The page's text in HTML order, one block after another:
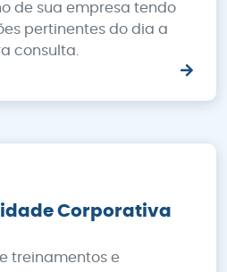
de sua empresa tendo
pertinentes do dia a
consulta.
Corporativa
treinamentos e